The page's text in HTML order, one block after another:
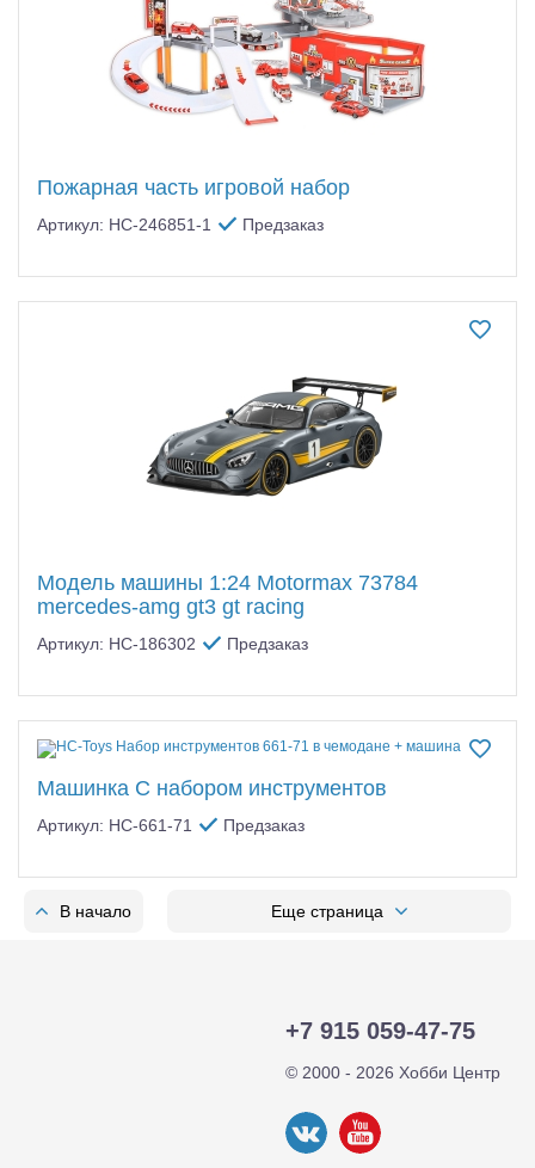
Пожарная часть игровой набор
Артикул: HC-246851-1 Предзаказ
Модель машины 1:24 Motormax 73784
mercedes-amg gt3 gt racing
Артикул: HC-186302 Предзаказ
Машинка С набором инструментов
Артикул: HC-661-71 Предзаказ
В начало Еще страница
+7 915 059-47-75
© 2000 - 2026 Хобби Центр